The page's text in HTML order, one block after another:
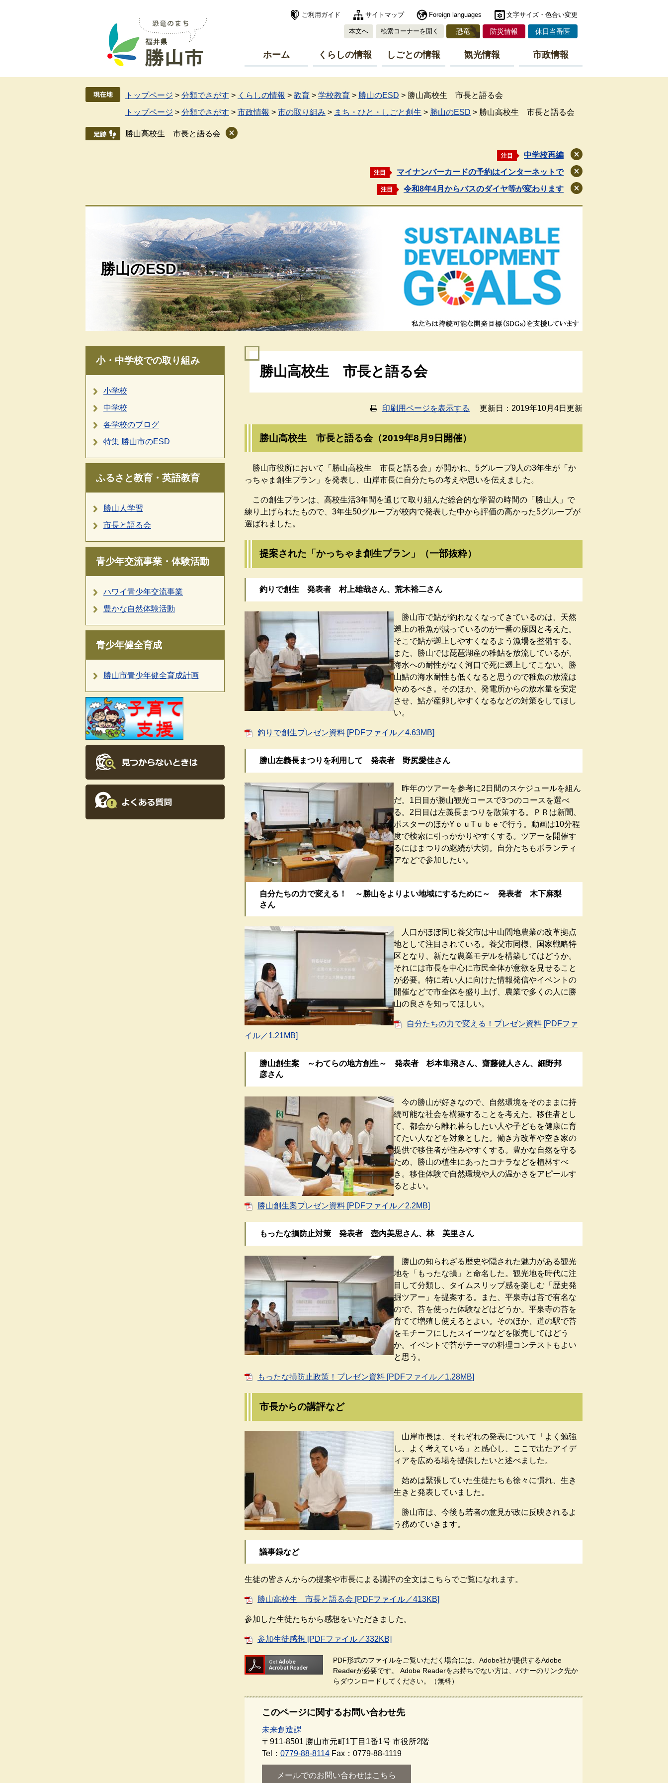
で
ば
ご利用ガイド サイトマップ Foreign languages 文字サイズ・色合い変更
本文へ 検索コーナーを開く 恐竜 防災情報 休日当番医
ホーム くらしの情報 しごとの情報 観光情報 市政情報
トップページ > 分類でさがす > くらしの情報 > 教育 > 学校教育 > 勝山のESD > 勝山高校生 市長と語る会
トップページ > 分類でさがす > 市政情報 > 市の取り組み > まち・ひと・しごと創生 > 勝山のESD > 勝山高校生 市長と語る会
勝山高校生 市長と語る会
注目 中学校再編
閉
じ
る
注目 マイナンバーカードの予約はインターネットで
閉
じ
る
注目 令和8年4月からバスのダイヤ等が変わります
閉
勝山のESD
小・中学校での取り組み
小学校
中学校
各学校のブログ
特集 勝山市のESD
ふるさと教育・英語教育
勝山人学習
市長と語る会
青少年交流事業・体験活動
ハワイ青少年交流事業
豊かな自然体験活動
青少年健全育成
勝山市青少年健全育成計画
勝山高校生 市長と語る会
印刷用ページを表示する 更新日：2019年10月4日更新
勝山高校生 市長と語る会（2019年8月9日開催）
勝山市役所において「勝山高校生 市長と語る会」が開かれ、5グループ9人の3年生が「か
っちゃま創生プラン」を発表し、山岸市長に自分たちの考えや思いを伝えました。
この創生プランは、高校生活3年間を通じて取り組んだ総合的な学習の時間の「勝山人」で
練り上げられたもので、3年生50グループが校内で発表した中から評価の高かった5グループが
選ばれました。
提案された「かっちゃま創生プラン」（一部抜粋）
釣りで創生 発表者 村上雄哉さん、荒木裕二さん
勝山市で鮎が釣れなくなってきているのは、天然
遡上の稚魚が減っているのが一番の原因と考えた。
そこで鮎が遡上しやすくなるよう漁場を整備する。
また、勝山では琵琶湖産の稚鮎を放流しているが、
海水への耐性がなく河口で死に遡上してこない。勝
山鮎の海水耐性も低くなると思うので稚魚の放流は
やめるべき。そのほか、発電所からの放水量を安定
させ、鮎が産卵しやすくなるなどの対策をしてほし
い。
釣りで創生プレゼン資料 [PDFファイル／4.63MB]
勝山左義長まつりを利用して 発表者 野尻愛佳さん
昨年のツアーを参考に2日間のスケジュールを組ん
だ。1日目が勝山観光コースで3つのコースを選べ
る。2日目は左義長まつりを散策する。ＰＲは新聞、
ポスターのほかYｏｕTｕｂｅで行う。動画は10分程
度で検索に引っかかりやすくする。ツアーを開催す
るにはまつりの継続が大切。自分たちもボランティ
アなどで参加したい。
自分たちの力で変える！ ～勝山をよりよい地域にするために～ 発表者 木下麻梨
さん
人口がほぼ同じ養父市は中山間地農業の改革拠点
地として注目されている。養父市同様、国家戦略特
区となり、新たな農業モデルを構築してはどうか。
それには市長を中心に市民全体が意欲を見せること
が必要。特に若い人に向けた情報発信やイベントの
開催などで市全体を盛り上げ、農業で多くの人に勝
山の良さを知ってほしい。
自分たちの力で変える！プレゼン資料 [PDFファ
イル／1.21MB]
勝山創生案 ～わてらの地方創生～ 発表者 杉本隼飛さん、齋藤健人さん、細野邦
彦さん
今の勝山が好きなので、自然環境をそのままに持
続可能な社会を構築することを考えた。移住者とし
て、都会から離れ暮らしたい人や子どもを健康に育
てたい人などを対象とした。働き方改革や空き家の
提供で移住者が住みやすくする。豊かな自然を守る
ため、勝山の植生にあったコナラなどを植林すべ
き。移住体験で自然環境や人の温かさをアピールす
るとよい。
勝山創生案プレゼン資料 [PDFファイル／2.2MB]
もったな損防止対策 発表者 壺内美思さん、林 美里さん
勝山の知られざる歴史や隠された魅力がある観光
地を「もったな損」と命名した。観光地を時代に注
目して分類し、タイムスリップ感を楽しむ「歴史発
掘ツアー」を提案する。また、平泉寺は苔で有名な
ので、苔を使った体験などはどうか。平泉寺の苔を
育てて増殖し使えるとよい。そのほか、道の駅で苔
をモチーフにしたスイーツなどを販売してはどう
か。イベントで苔がテーマの料理コンテストもよい
と思う。
もったな損防止政策！プレゼン資料 [PDFファイル／1.28MB]
市長からの講評など
山岸市長は、それぞれの発表について「よく勉強
し、よく考えている」と感心し、ここで出たアイデ
ィアを広める場を提供したいと述べました。
始めは緊張していた生徒たちも徐々に慣れ、生き
生きと発表していました。
勝山市は、今後も若者の意見が政に反映されるよ
う務めていきます。
議事録など
生徒の皆さんからの提案や市長による講評の全文はこちらでご覧になれます。
勝山高校生 市長と語る会 [PDFファイル／413KB]
参加した生徒たちから感想をいただきました。
参加生徒感想 [PDFファイル／332KB]
PDF形式のファイルをご覧いただく場合には、Adobe社が提供するAdobe
Readerが必要です。
Adobe Readerをお持ちでない方は、バナーのリンク先か
らダウンロードしてください。（無料）
このページに関するお問い合わせ先
未来創造課
〒911-8501 勝山市元町1丁目1番1号 市役所2階
Tel： 0779-88-8114 Fax：0779-88-1119
メールでのお問い合わせはこちら